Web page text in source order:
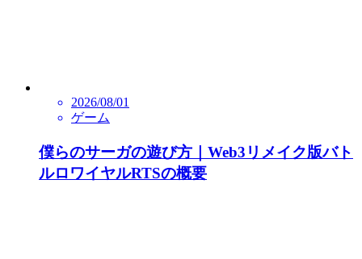
2026/08/01
ゲーム
僕らのサーガの遊び方｜Web3リメイク版バト
ルロワイヤルRTSの概要